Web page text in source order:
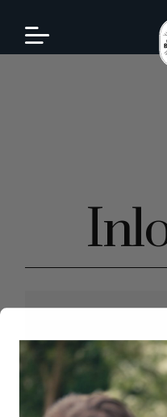
Gebruikersnaam of